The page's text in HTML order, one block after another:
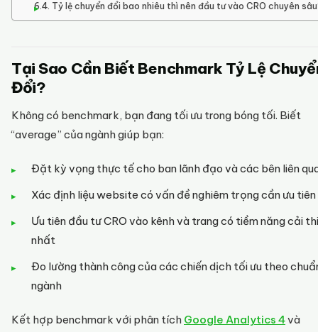
Tỷ lệ chuyển đổi bao nhiêu thì nên đầu tư vào CRO chuyên
Tại Sao Cần Biết Benchmark Tỷ Lệ
Đổi?
Không có benchmark, bạn đang tối ưu trong bóng tối. Biết
“average” của ngành giúp bạn:
Đặt kỳ vọng thực tế cho ban lãnh đạo và các bên liên
Xác định liệu website có vấn đề nghiêm trọng cần ưu tiên
Ưu tiên đầu tư CRO vào kênh và trang có tiềm năng cải
nhất
Đo lường thành công của các chiến dịch tối ưu theo
ngành
Kết hợp benchmark với phân tích Google Analytics 4và